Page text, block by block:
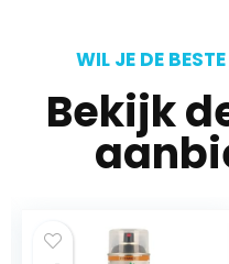
WIL JE DE
Bekijk